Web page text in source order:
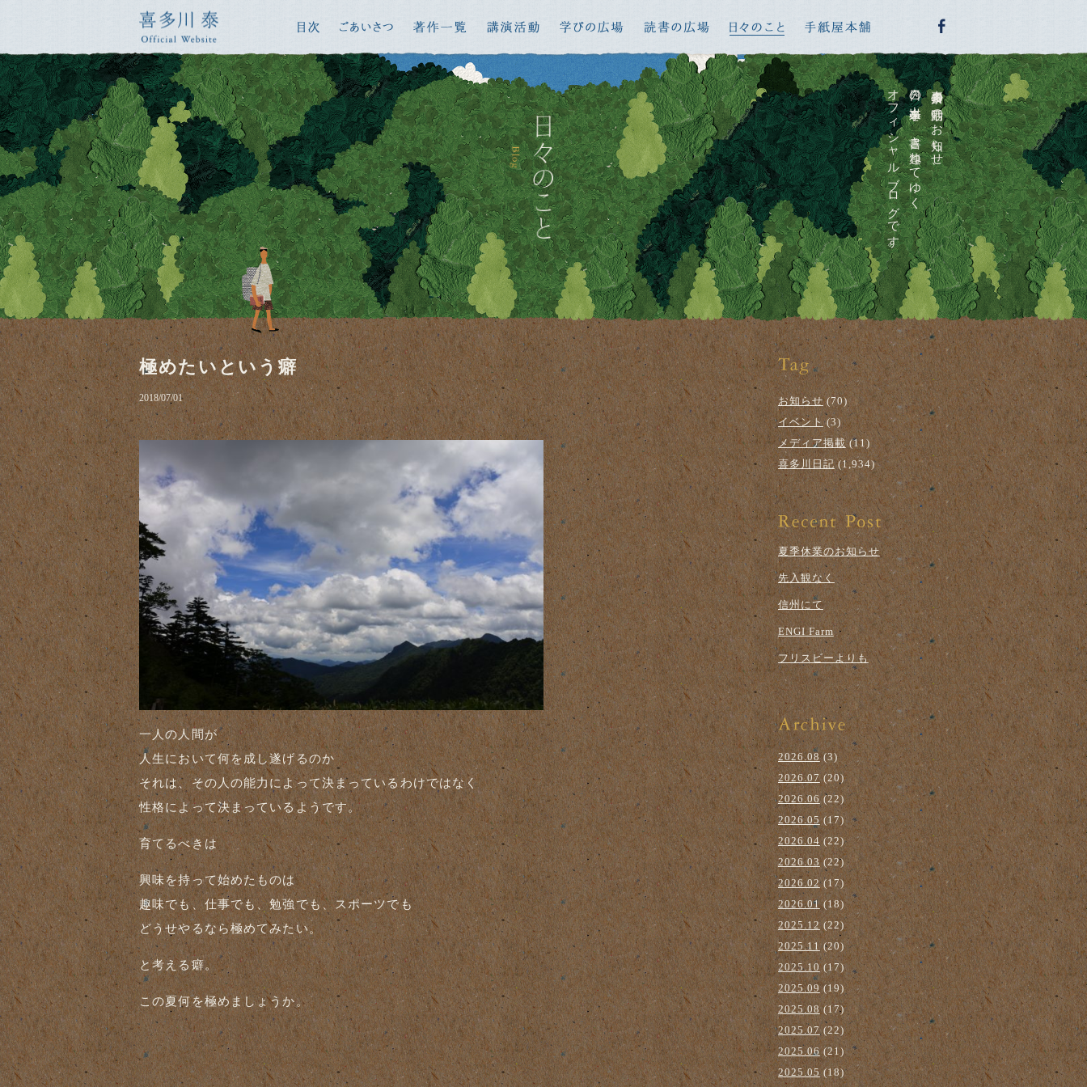
喜多川泰の活動のお知らせ、
日々の出来事を、書き連ねてゆく
オフィシャルブログです。
極めたいという癖
2018/07/01
一人の人間が
人生において何を成し遂げるのか
それは、その人の能力によって決まっているわけではなく
性格によって決まっているようです。
育てるべきは
興味を持って始めたものは
趣味でも、仕事でも、勉強でも、スポーツでも
どうせやるなら極めてみたい。
と考える癖。
この夏何を極めましょうか。
お知らせ(70)
イベント (3)
メディア掲載(11)
喜多川日記(1,934)
夏季休業のお知らせ
先入観なく
信州にて
ENGI Farm
フリスビーよりも
2026.08(3)
2026.07(20)
2026.06(22)
2026.05(17)
2026.04 (22)
2026.03(22)
2026.02(17)
2026.01(18)
2025.12(22)
2025.11 (20)
2025.10(17)
2025.09(19)
2025.08(17)
2025.07(22)
2025.06(21)
2025.05(18)